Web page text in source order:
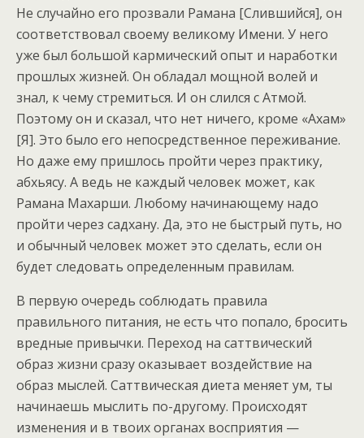
Не случайно его прозвали Рамана [Слившийся], он
соответствовал своему великому Имени. У него
уже был большой кармический опыт и наработки
прошлых жизней. Он обладал мощной волей и
знал, к чему стремиться. И он слился с Атмой.
Поэтому он и сказал, что нет ничего, кроме «Ахам»
[Я]. Это было его непосредственное переживание.
Но даже ему пришлось пройти через практику,
абхьясу. А ведь не каждый человек может, как
Рамана Махарши. Любому начинающему надо
пройти через садхану. Да, это не быстрый путь, но
и обычный человек может это сделать, если он
будет следовать определенным правилам.
В первую очередь соблюдать правила
правильного питания, не есть что попало, бросить
вредные привычки. Переход на саттвический
образ жизни сразу оказывает воздействие на
образ мыслей. Саттвическая диета меняет ум, ты
начинаешь мыслить по-другому. Происходят
изменения и в твоих органах восприятия —